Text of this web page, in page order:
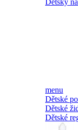
Dětský
menu
Dětské
Dětské
Dětské